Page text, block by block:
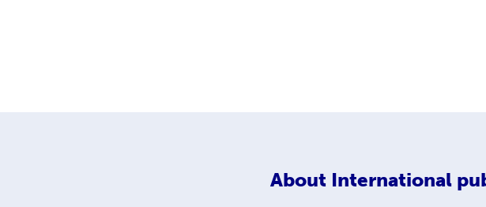
About International